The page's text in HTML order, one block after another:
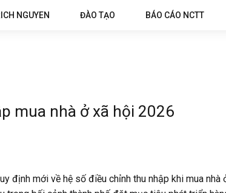
NGUYEN ĐÀO TẠO BÁO CÁO NCTT
mua nhà ở xã hội 2026
định mới về hệ số điều chỉnh thu nhập khi mua